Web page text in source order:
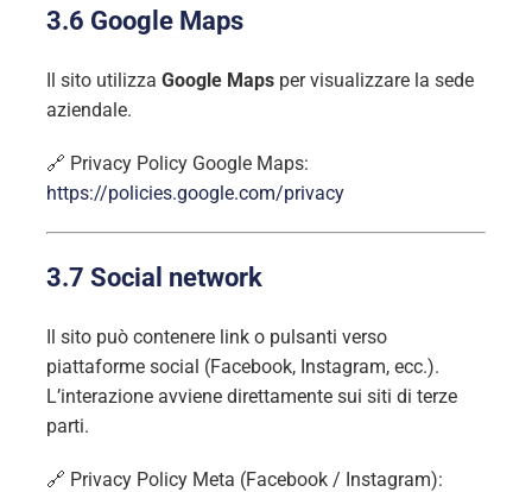
3.6 Google Maps
Il sito utilizza Google Mapsper visualizzare la sede
aziendale.
🔗 Privacy Policy Google Maps:
https://policies.google.com/privacy
3.7 Social network
Il sito può contenere link o pulsanti verso
piattaforme social (Facebook, Instagram, ecc.).
L’interazione avviene direttamente sui siti di terze
parti.
🔗 Privacy Policy Meta (Facebook / Instagram):